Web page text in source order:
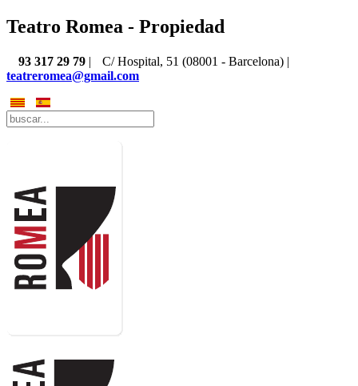
Teatro Romea - Propiedad
93 317 29 79 |
C/ Hospital, 51 (08001 - Barcelona) |
teatreromea@gmail.com